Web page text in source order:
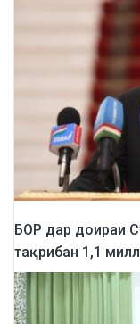
БОР дар доираи
тақрибан 1,1